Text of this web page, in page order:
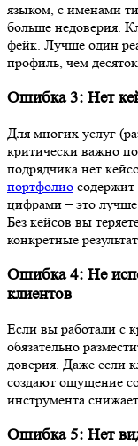
языком, с именами
больше недоверия.
фейк. Лучше один
профиль, чем
Ошибка 3: Нет
Для многих услуг
критически важно
подрядчика нет
портфолио
цифрами – это
Без кейсов вы
конкретные
Ошибка 4: Не
клиентов
Если вы работали с
обязательно
доверия. Даже если
создают ощущение
инструмента
Ошибка 5: Нет